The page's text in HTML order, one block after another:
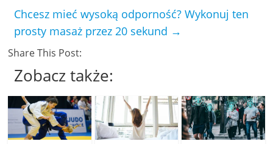
Chcesz mieć wysoką odporność? Wykonuj ten
prosty masaż przez 20 sekund →
Share This Post:
Zobacz także: